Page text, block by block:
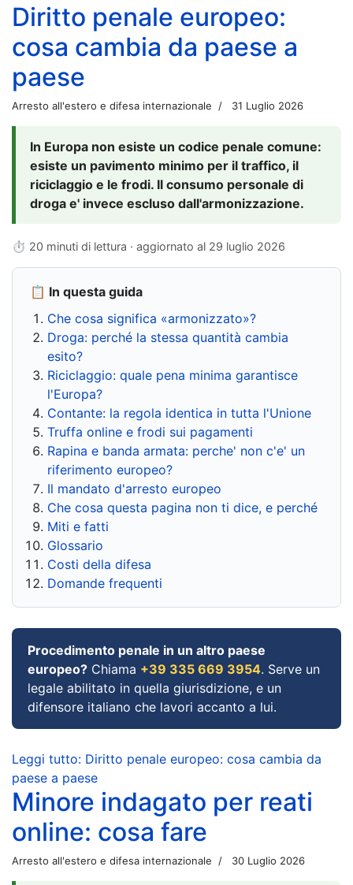
Diritto penale europeo:
cosa cambia da paese a
paese
Arresto all'estero e difesa internazionale 31 Luglio 2026
In Europa non esiste un codice penale comune:
esiste un pavimento minimo per il traffico, il
riciclaggio e le frodi. Il consumo personale di
droga e' invece escluso dall'armonizzazione.
⏱ 20 minuti di lettura · aggiornato al 29 luglio 2026
📋 In questa guida
Che cosa significa «armonizzato»?
Droga: perché la stessa quantità cambia
esito?
Riciclaggio: quale pena minima garantisce
l'Europa?
Contante: la regola identica in tutta l'Unione
Truffa online e frodi sui pagamenti
Rapina e banda armata: perche' non c'e' un
riferimento europeo?
Il mandato d'arresto europeo
Che cosa questa pagina non ti dice, e perché
Miti e fatti
Glossario
Costi della difesa
Domande frequenti
Procedimento penale in un altro paese
europeo? Chiama +39 335 669 3954. Serve un
legale abilitato in quella giurisdizione, e un
difensore italiano che lavori accanto a lui.
Leggi tutto: Diritto penale europeo: cosa cambia da
paese a paese
Minore indagato per reati
online: cosa fare
Arresto all'estero e difesa internazionale 30 Luglio 2026